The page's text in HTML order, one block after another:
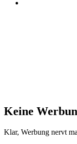
Schließen
Keine
Klar, Werbung nervt